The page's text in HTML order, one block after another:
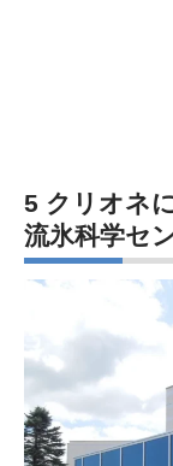
5 クリオネ
流氷科学セ